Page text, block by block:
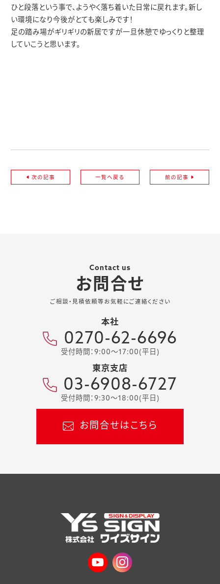
ひと段落という事で、ようやく落ち着いた日常に戻れます。新し
い環境になり今後がとても楽しみです！
足の踏み場がギリギリの新居ですが一旦休憩でゆっくりと整理
していこうと思います。
次の記事 一覧へ戻る 前の記事
Contact us
お問合せ
ご相談・見積依頼等お気軽にご連絡ください
本社
0270-62-6696
受付時間：9:00～17:00(平日)
東京支店
03-6908-6727
受付時間：9:30～18:00(平日)
お問合せはこちら